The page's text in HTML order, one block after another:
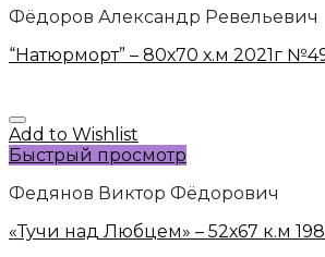
Фёдоров Александр Ревельевич
“Натюрморт” – 80х70 х.м 2021г
Add to Wishlist
Быстрый просмотр
Федянов Виктор Фёдорович
«Тучи над Любцем» – 52х67 к.м